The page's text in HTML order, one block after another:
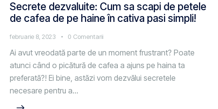
Secrete dezvaluite: Cum sa scapi de petele
de cafea de pe haine în cativa pasi simpli!
februarie 8, 2023 0 Comentarii
Ai avut vreodată parte de un moment frustrant? Poate
atunci când o picătură de cafea a ajuns pe haina ta
preferată?! Ei bine, astăzi vom dezvălui secretele
necesare pentru a…